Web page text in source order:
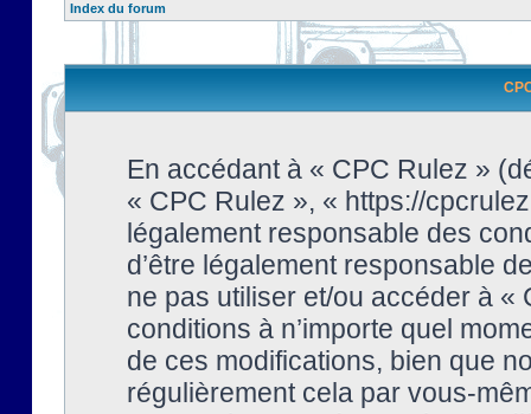
Index du forum
En accédant à « CPC Rulez »
« CPC Rulez », « https://
légalement responsable des
d’être légalement responsable
ne pas utiliser et/ou accéder à
conditions à n’importe quel
de ces modifications, bien que
régulièrement cela par vous-